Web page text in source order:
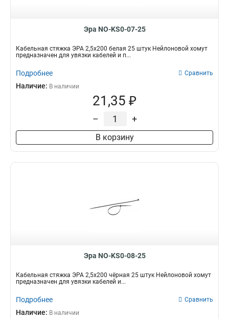
Эра NO-KS0-07-25
Кабельная стяжка ЭРА 2,5х200 белая 25 штук Нейлоновой хомут
предназначен для увязки кабелей и п...
Подробнее Сравнить
Наличие: В наличии
21,35 ₽
– +
В корзину
Эра NO-KS0-08-25
Кабельная стяжка ЭРА 2,5х200 чёрная 25 штук Нейлоновой хомут
предназначен для увязки кабелей и...
Подробнее Сравнить
Наличие: В наличии